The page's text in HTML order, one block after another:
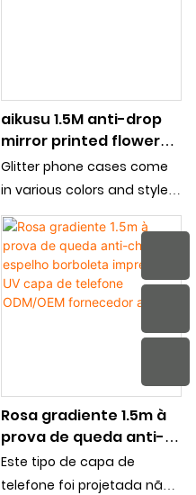
aikusu 1.5M anti-drop
mirror printed flower
plant phone case
Glitter phone cases come
in various colors and styles,
ranging from subtle,
elegant designs to bold,
flashy patterns
Rosa gradiente 1.5m à
prova de queda anti-
choque espelho
borboleta impressão
Este tipo de capa de
telefone foi projetada não